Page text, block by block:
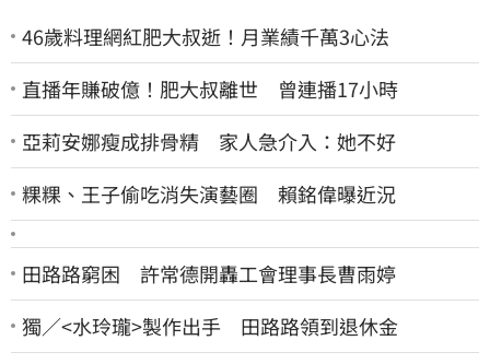
46歲料理網紅肥大叔逝！月業績千萬3心法
直播年賺破億！肥大叔離世 曾連播17小時
亞莉安娜瘦成排骨精 家人急介入：她不好
粿粿、王子偷吃消失演藝圈 賴銘偉曝近況
田路路窮困 許常德開轟工會理事長曹雨婷
獨／<水玲瓏>製作出手 田路路領到退休金